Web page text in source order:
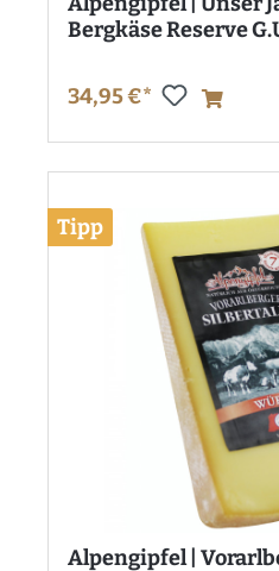
Bergkäse Reserve
34,95 €*
Tipp
Alpengipfel |